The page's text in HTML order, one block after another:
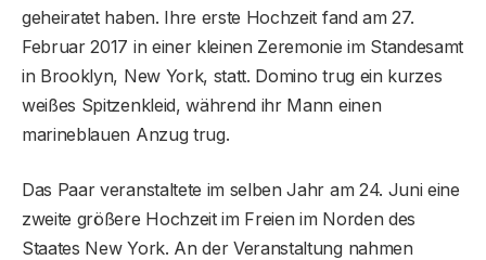
geheiratet haben. Ihre erste Hochzeit fand am 27.
Februar 2017 in einer kleinen Zeremonie im Standesamt
in Brooklyn, New York, statt. Domino trug ein kurzes
weißes Spitzenkleid, während ihr Mann einen
marineblauen Anzug trug.
Das Paar veranstaltete im selben Jahr am 24. Juni eine
zweite größere Hochzeit im Freien im Norden des
Staates New York. An der Veranstaltung nahmen